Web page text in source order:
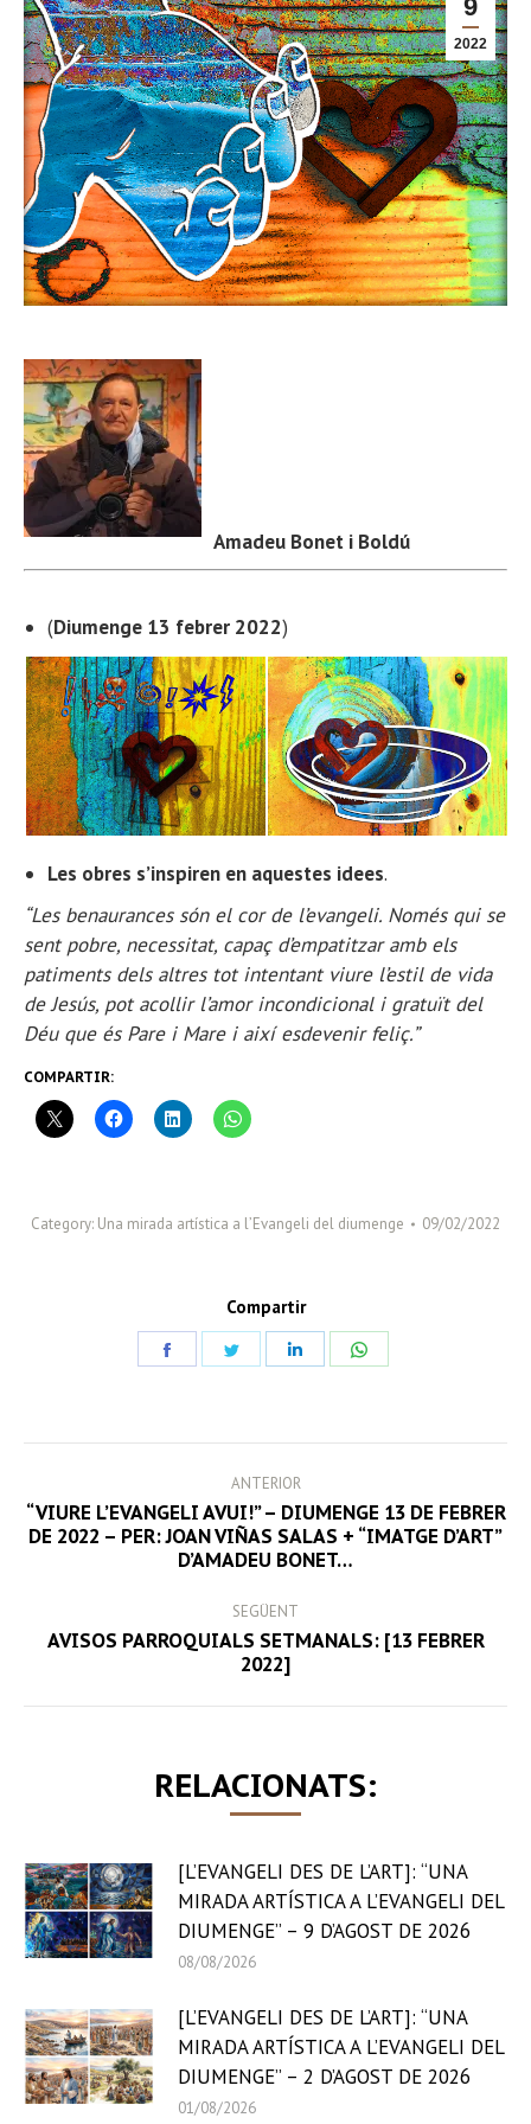
9
2022
Amadeu Bonet i Boldú
(Diumenge 13 febrer 2022)
Les obres s’inspiren en aquestes idees.
“Les benaurances són el cor de l’evangeli. Només qui se
sent pobre, necessitat, capaç d’empatitzar amb els
patiments dels altres tot intentant viure l’estil de vida
de Jesús, pot acollir l’amor incondicional i gratuït del
Déu que és Pare i Mare i així esdevenir feliç.”
COMPARTIR:
Category: Una mirada artística a l’Evangeli del diumenge 09/02/2022
Compartir
NAVIGATION
ANTERIOR
Previous
post:
“VIURE L’EVANGELI AVUI!” – DIUMENGE 13 DE FEBRER
DE 2022 – PER: JOAN VIÑAS SALAS + “IMATGE D’ART”
D’AMADEU BONET…
SEGÜENT
Next
post:
AVISOS PARROQUIALS SETMANALS: [13 FEBRER
2022]
RELACIONATS:
[L’EVANGELI DES DE L’ART]: “UNA
MIRADA ARTÍSTICA A L’EVANGELI DEL
DIUMENGE” – 9 D’AGOST DE 2026
08/08/2026
[L’EVANGELI DES DE L’ART]: “UNA
MIRADA ARTÍSTICA A L’EVANGELI DEL
DIUMENGE” – 2 D’AGOST DE 2026
01/08/2026